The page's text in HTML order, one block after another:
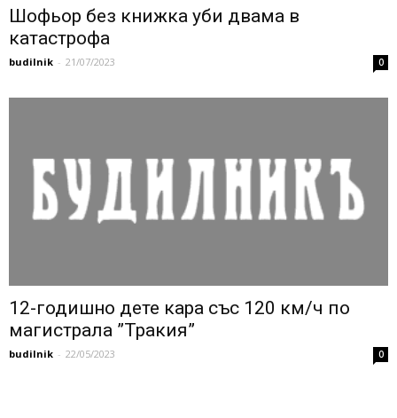
Шофьор без книжка уби двама в
катастрофа
budilnik - 21/07/2023 0
12-годишно дете кара със 120 км/ч по
магистрала ”Тракия”
budilnik - 22/05/2023 0